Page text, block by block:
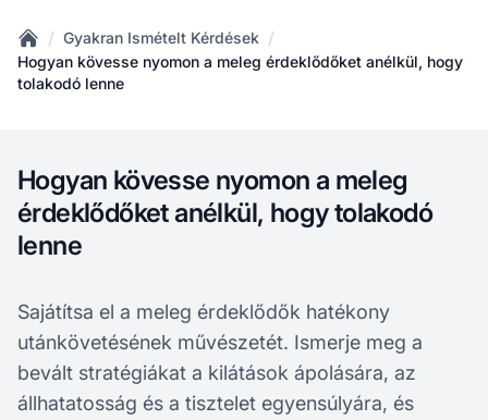
Home
/ Gyakran Ismételt Kérdések /
Hogyan kövesse nyomon a meleg érdeklődőket anélkül, hogy
tolakodó lenne
Hogyan kövesse nyomon a meleg
érdeklődőket anélkül, hogy tolakodó
lenne
Sajátítsa el a meleg érdeklődők hatékony
utánkövetésének művészetét. Ismerje meg a
bevált stratégiákat a kilátások ápolására, az
állhatatosság és a tisztelet egyensúlyára, és